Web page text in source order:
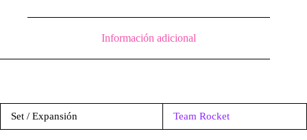
Información adicional
Set / Expansión Team Rocket